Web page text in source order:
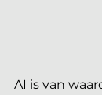
AI is van